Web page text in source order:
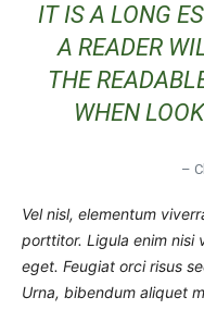
IT IS A LONG
A READER
THE
WHEN
–
Vel nisl, elementum
porttitor. Ligula enim nisi
eget. Feugiat orci risus
Urna, bibendum aliquet